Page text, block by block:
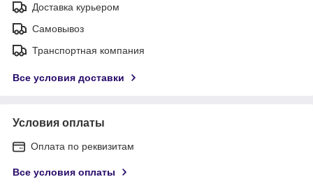
Доставка курьером
Самовывоз
Транспортная компания
Все условия доставки
Условия оплаты
Оплата по реквизитам
Все условия оплаты